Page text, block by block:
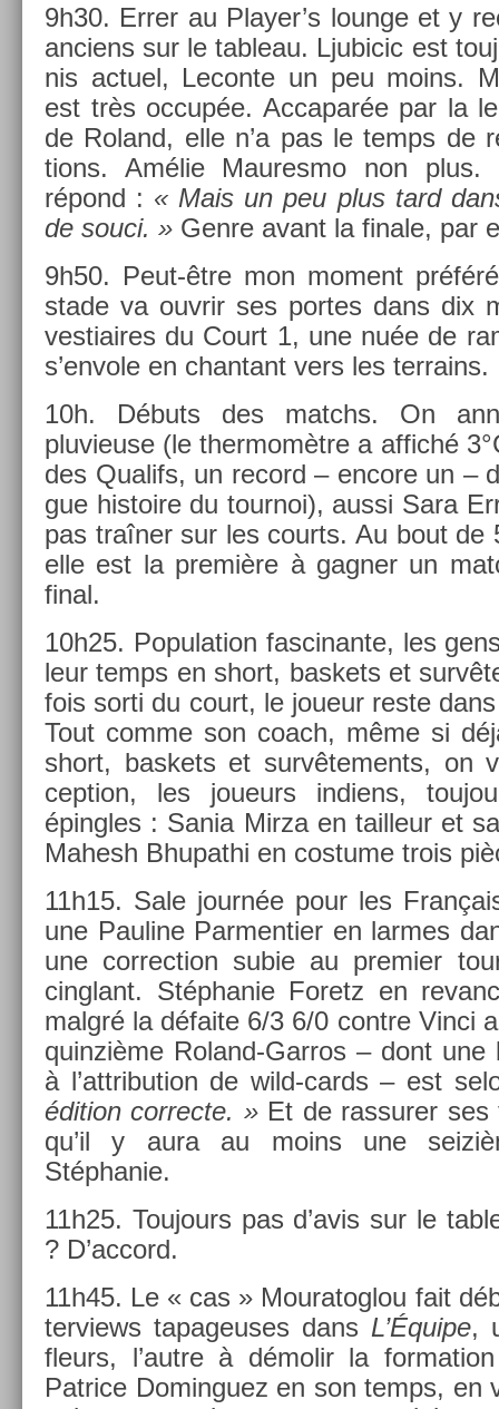
9h30. Errer au Player’s loun­ge et y
an­ciens sur le tab­leau. Ljubicic est
nis ac­tuel, Lecon­te un peu moins.
est très occupée. Ac­capar­ée par la
de Roland, elle n’a pas le temps de
tions. Amélie Maures­mo non plus.
répond : « Mais un peu plus tard
de souci. » Genre avant la fin­ale, par
9h50. Peut-être mon mo­ment
stade va ouv­rir ses por­tes dans dix
ves­tiaires du Court 1, une nuée de
s’en­vole en chan­tant vers les ter­rains.
10h. Débuts des matchs. On
pluvieuse (le ther­momètre a af­fiché
des Qualifs, un re­cord – en­core un –
gue his­toire du tour­noi), aussi Sara
pas traîner sur les co­urts. Au bout de
elle est la première à gagn­er un
final.
10h25. Popula­tion fas­cinan­te, les
leur temps en short, bas­kets et
fois sorti du court, le joueur reste
Tout comme son coach, même si
short, bas­kets et sur­vête­ments, on
cep­tion, les joueurs in­diens,
épingles : Sania Mirza en tail­leur et
Mahesh Bhupat­hi en co­stume trois
11h15. Sale journée pour les
une Pauline Par­menti­er en lar­mes
une cor­rec­tion subie au pre­mi­er
cinglant. Stéphanie Foretz en
malgré la défaite 6/3 6/0 con­tre Vinci
quin­zième Roland-Garros – dont une
à l’attribu­tion de wild-cards – est
édi­tion cor­rec­te. »Et de ras­sur­er ses
qu’il y aura au moins une
Stéphanie.
11h25. Toujours pas d’avis sur le
? D’ac­cord.
11h45. Le « cas » Mouratog­lou fait
ter­views tapageuses dans L’Équipe,
fleurs, l’autre à démolir la
Pat­rice Domin­guez en son temps, en